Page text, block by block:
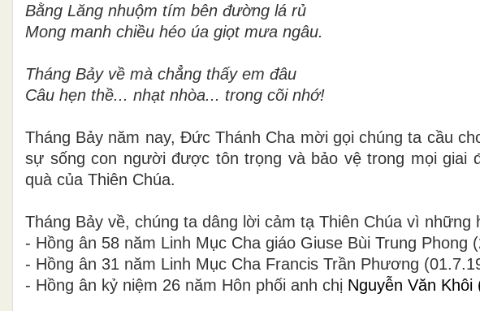
Bằng Lăng nhuộm tím bên đường lá rủ
Mong manh chiều héo úa giọt mưa ngâu.
Tháng Bảy về mà chẳng thấy em đâu
Câu hẹn thề... nhạt nhòa... trong cõi nhớ!
Tháng Bảy năm nay, Đức Thánh Cha mời gọi chúng ta cầu
sự sống con người được tôn trọng và bảo vệ trong mọi giai
quà của Thiên Chúa.
Tháng Bảy về, chúng ta dâng lời cảm tạ Thiên Chúa vì những
- Hồng ân 58 năm Linh Mục Cha giáo Giuse Bùi Trung Phong
- Hồng ân 31 năm Linh Mục Cha Francis Trần Phương
- Hồng ân kỷ niệm 26 năm Hôn phối anh chị Nguyễn Văn Khôi